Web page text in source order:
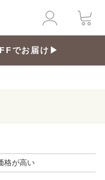
でお届け▶
格が高い